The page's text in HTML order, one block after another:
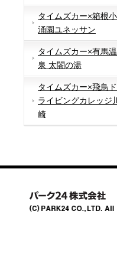
タイムズカー×箱根小
涌園ユネッサン
タイムズカー×有馬温
泉 太閤の湯
タイムズカー×飛鳥ド
ライビングカレッジ川
崎